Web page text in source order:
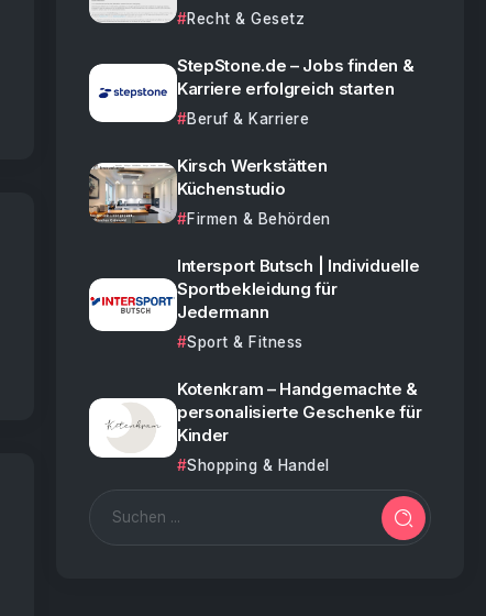
Recht & Gesetz
StepStone.de – Jobs finden &
Karriere erfolgreich starten
Beruf & Karriere
Kirsch Werkstätten
Küchenstudio
Firmen & Behörden
Intersport Butsch | Individuelle
Sportbekleidung für
Jedermann
Sport & Fitness
Kotenkram – Handgemachte &
personalisierte Geschenke für
Kinder
Shopping & Handel